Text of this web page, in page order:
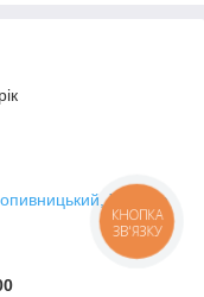
буде гарним
час експлуатації.
, ви можете
недоліком
є його велика
чутливості та
Україна
КНОПКА
ЗВ'ЯЗКУ